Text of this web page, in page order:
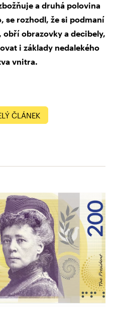
a druhá polovina
se rozhodl, že si podmaní
obrazovky a decibely,
i základy nedalekého
vnitra.
ČLÁNEK